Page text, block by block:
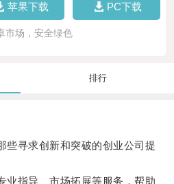
苹果下载 PC下载
市场，安全绿色
排行
寻求创新和突破的创业公司提
指导、市场拓展等服务，帮助